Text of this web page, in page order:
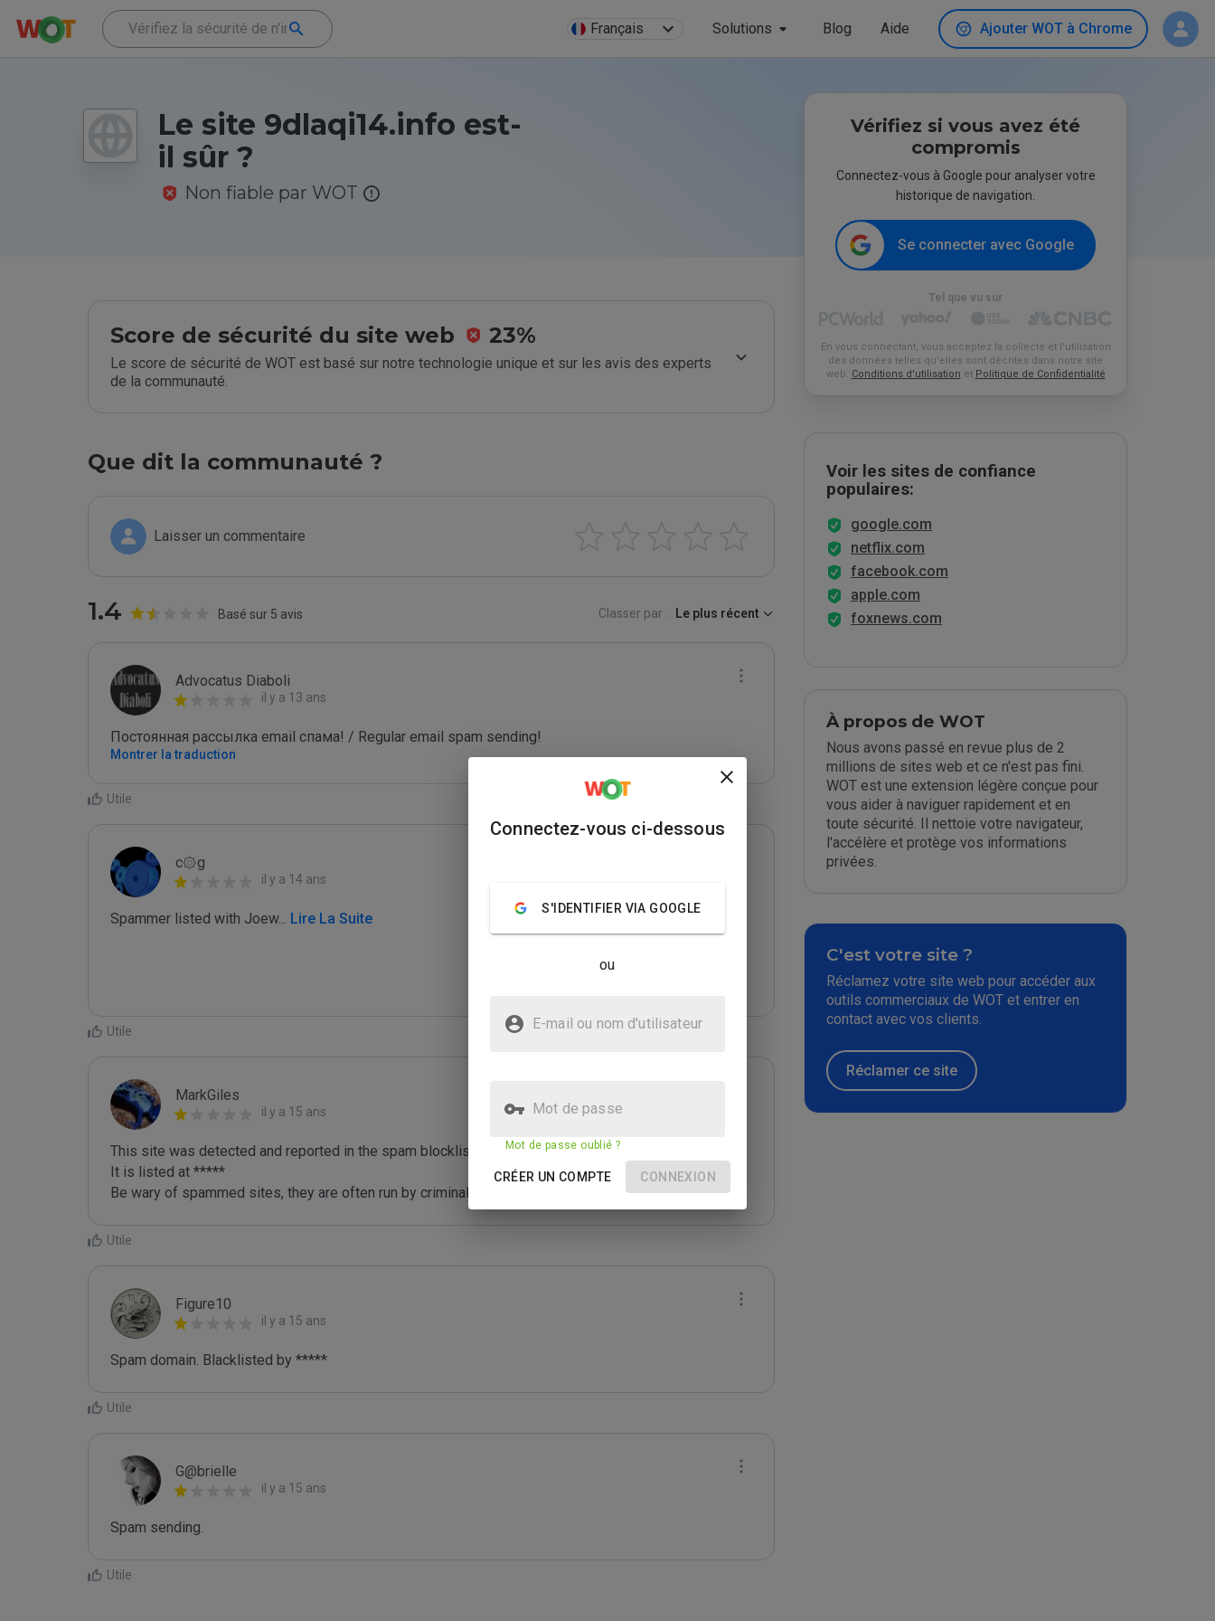
Français Solutions Blog Aide Ajouter WOT à Chrome
Le site 9dlaqi14.info est-
il sûr ?
Non fiable par WOT
Score de sécurité du site web 23%
Le score de sécurité de WOT est basé sur notre technologie unique et sur les avis des experts
de la communauté.
Que dit la communauté ?
Laisser un commentaire
1.4 Basé sur 5 avis Classer par : Le plus récent
Advocatus Diaboli
il y a 13 ans
Постоянная рассылка email спама! / Regular email spam sending!
Montrer la traduction
Utile
c۞g
il y a 14 ans
Spammer listed with Joew... Lire La Suite
Utile
MarkGiles
il y a 15 ans
This site was detected and reported in the spam blocklist maintained by Joe Wein.
It is listed at *****
Be wary of spammed sites, they are often run by criminals who are out to defraud you.
Utile
Figure10
il y a 15 ans
Spam domain. Blacklisted by *****
Utile
G@brielle
il y a 15 ans
Spam sending.
Utile
Vérifiez si vous avez été
compromis
Connectez-vous à Google pour analyser votre
historique de navigation.
Se connecter avec Google
Tel que vu sur
En vous connectant, vous acceptez la collecte et l'utilisation
des données telles qu'elles sont décrites dans notre site
web. Conditions d'utilisation et Politique de Confidentialité
Voir les sites de confiance
populaires:
google.com
netflix.com
facebook.com
apple.com
foxnews.com
À propos de WOT
Nous avons passé en revue plus de 2
millions de sites web et ce n'est pas fini.
WOT est une extension légère conçue pour
vous aider à naviguer rapidement et en
toute sécurité. Il nettoie votre navigateur,
l'accélère et protège vos informations
privées.
C'est votre site ?
Réclamez votre site web pour accéder aux
outils commerciaux de WOT et entrer en
contact avec vos clients.
Réclamer ce site
Connectez-vous ci-dessous
S'IDENTIFIER VIA GOOGLE
ou
E-mail ou nom d'utilisateur
Mot de passe
Mot de passe oublié ?
CRÉER UN COMPTE CONNEXION